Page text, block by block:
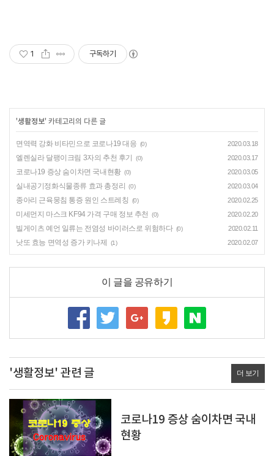
1 구독하기
'생활정보' 카테고리의 다른 글
면역력 강화 비타민으로 코로나19 대응 (0) 2020.03.18
엘렌실라 달팽이크림 3자의 추천 후기 (0) 2020.03.17
코로나19 증상 숨이차면 국내현황 (0) 2020.03.05
실내공기정화식물종류 효과 총정리 (0) 2020.03.04
종아리 근육뭉침 통증 원인 스트레칭 (0) 2020.02.25
미세먼지 마스크 KF94 가격 구매 정보 추천 (0) 2020.02.20
빌게이츠 예언 일류는 전염성 바이러스로 위험하다 (0) 2020.02.11
낫또 효능 면역성 증가 키나제 (1) 2020.02.07
이 글을 공유하기
'생활정보' 관련 글 더 보기
코로나19 증상 숨이차면 국내
현황